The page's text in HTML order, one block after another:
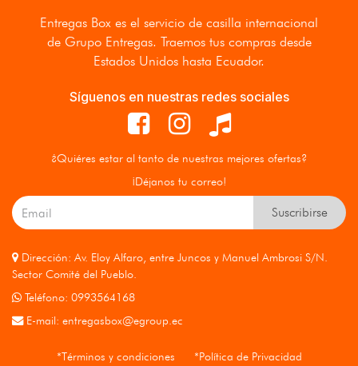
Entregas Box es el servicio de casilla internacional
de Grupo Entregas. Traemos tus compras desde
Estados Unidos hasta Ecuador.
Síguenos en nuestras redes sociales
¿Quiéres estar al tanto de nuestras mejores ofertas?
¡Déjanos tu correo!
Suscribirse
Dirección: Av. Eloy Alfaro, entre Juncos y Manuel Ambrosi S/N.
Sector Comité del Pueblo.
Teléfono: 0993564168
E-mail: entregasbox@egroup.ec
*Términos y condiciones *Política de Privacidad